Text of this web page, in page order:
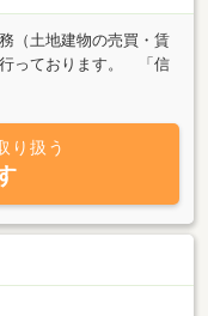
（土地建物の売買・賃
っております。 「信
関係を一番に考え、豊
、疑問や困った事など
にご相談下さい。 借
い方、建てたい方、ぜ
り扱う